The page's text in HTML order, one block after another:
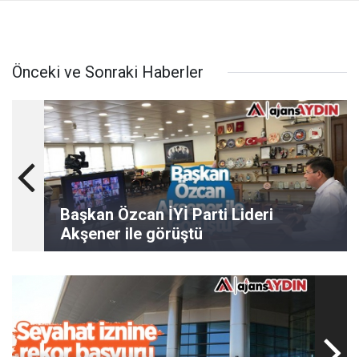
Önceki ve Sonraki Haberler
Başkan Özcan İYİ Parti Lideri
Akşener ile görüştü